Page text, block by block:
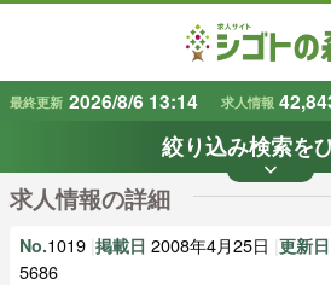
最終更新 2026/8/6 13:14 求人情報
絞り込み検索を
keyboard_arrow_down
条件から探
地域 で探す 業種
求人情報の詳細
No.1019 掲載日 2008年4月25日 更新日
5686